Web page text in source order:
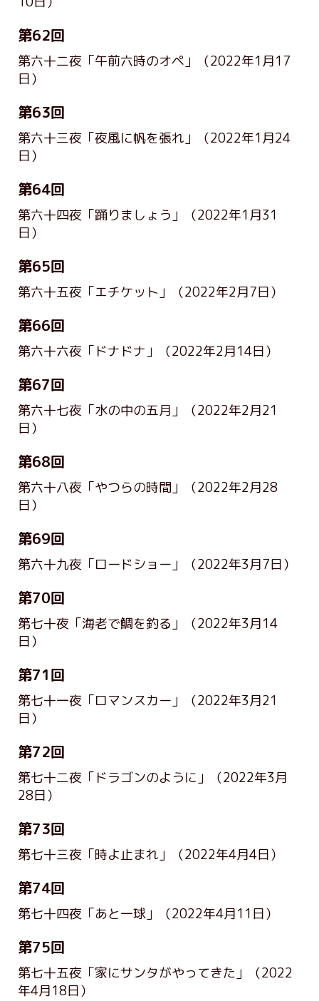
第62回
第六十二夜「午前六時のオペ」
（2022年1月17
日）
第63回
第六十三夜「夜風に帆を張れ」
（2022年1月24
日）
第64回
第六十四夜「踊りましょう」
（2022年1月31
日）
第65回
第六十五夜「エチケット」 （2022年2月7日）
第66回
第六十六夜「ドナドナ」 （2022年2月14日）
第67回
第六十七夜「水の中の五月」
（2022年2月21
日）
第68回
第六十八夜「やつらの時間」
（2022年2月28
日）
第69回
第六十九夜「ロードショー」 （2022年3月7日）
第70回
第七十夜「海老で鯛を釣る」
（2022年3月14
日）
第71回
第七十一夜「ロマンスカー」
（2022年3月21
日）
第72回
第七十二夜「ドラゴンのように」
（2022年3月
28日）
第73回
第七十三夜「時よ止まれ」 （2022年4月4日）
第74回
第七十四夜「あと一球」 （2022年4月11日）
第75回
第七十五夜「家にサンタがやってきた」
（2022
年4月18日）